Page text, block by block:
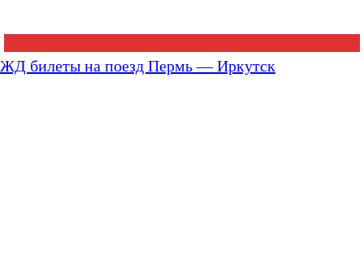
ЖД билеты на поезд Пермь — Иркутск